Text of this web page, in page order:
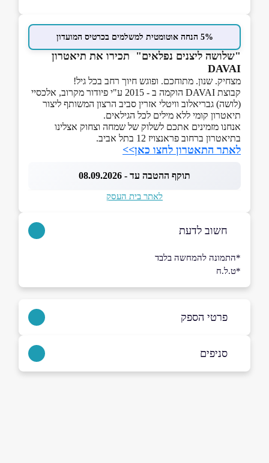
5% הנחה אוטומטית למשלמים בכרטיס המועדון
"שלושה ליצנים נפלאים" תכירו את תיאטרון
DAVAI
מצחיק. שנון. מתוחכם. ופוגש חיוך רחב בכל גיל!
קבוצת DAVAI הוקמה ב - 2015 ע"י פיודור מקרוב, אלכסיי
(לושה) גבריאלוב וויטלי אזרין סביב הרצון המשותף ליצור
תיאטרון קומי ללא מילים לכל הגילאים.
אנחנו מזמינים אתכם לשלוק של שמחה וצחוק אצלינו
בתיאטרון ברחוב פראנצויז 12 בתל אביב.
לאתר התאטרון לחצו כאן>>
תוקף ההטבה עד - 08.09.2026
לאתר בית העסק
חשוב לדעת
*התמונה להמחשה בלבד
*ט.ל.ח
פרטי הספק
באתר בפייסבוק ביוטיוב
סניפים